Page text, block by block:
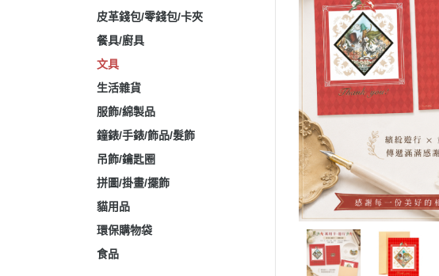
皮革錢包/零錢包/卡夾
餐具/廚具
文具
生活雜貨
服飾/綿製品
鐘錶/手錶/飾品/髮飾
吊飾/鑰匙圈
拼圖/掛畫/擺飾
貓用品
環保購物袋
食品